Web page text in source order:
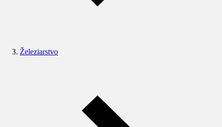
Železiarstvo